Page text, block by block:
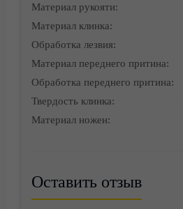
Контакты
Материал рукояти:
Материал клинка:
Обработка лезвия:
Материал переднего притина:
Обработка переднего притина:
Твердость клинка:
Материал ножен:
Оставить отзыв